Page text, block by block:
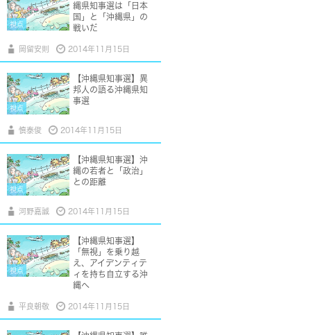
視点
縄県知事選は「日本
国」と「沖縄県」の
戦いだ
岡留安則 2014年11月15日
視点
【沖縄県知事選】異
邦人の語る沖縄県知
事選
慎泰俊 2014年11月15日
視点
【沖縄県知事選】沖
縄の若者と「政治」
との距離
河野嘉誠 2014年11月15日
視点
【沖縄県知事選】
「無視」を乗り越
え、アイデンティテ
ィを持ち自立する沖
縄へ
平良朝敬 2014年11月15日